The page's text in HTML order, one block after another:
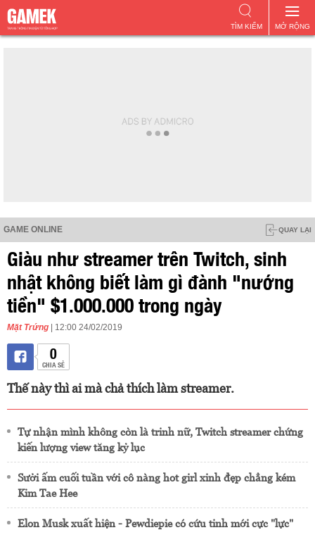
MỞ RỘNG
TÌM KIẾM
GAME ONLINE QUAY LẠI
Giàu như streamer trên Twitch, sinh
nhật không biết làm gì đành "nướng
tiền" $1.000.000 trong ngày
Mặt Trứng | 12:00 24/02/2019
0
CHIA SẺ
Thế này thì ai mà chả thích làm streamer.
Tự nhận mình không còn là trinh nữ, Twitch streamer chứng
kiến lượng view tăng kỷ lục
Sưởi ấm cuối tuần với cô nàng hot girl xinh đẹp chẳng kém
Kim Tae Hee
Elon Musk xuất hiện - Pewdiepie có cứu tinh mới cực "lực"